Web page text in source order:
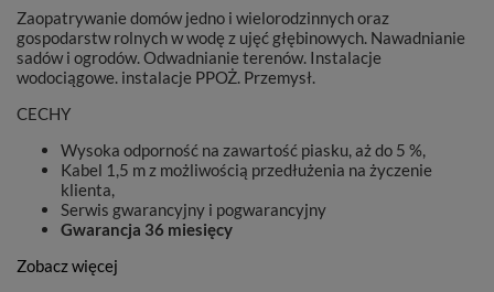
Zaopatrywanie domów jedno i wielorodzinnych oraz
gospodarstw rolnych w wodę z ujęć głębinowych. Nawadnianie
sadów i ogrodów. Odwadnianie terenów. Instalacje
wodociągowe. instalacje PPOŻ. Przemysł.
CECHY
Wysoka odporność na zawartość piasku, aż do 5 %,
Kabel 1,5 m z możliwością przedłużenia na życzenie
klienta,
Serwis gwarancyjny i pogwarancyjny
Gwarancja 36 miesięcy
Zobacz więcej